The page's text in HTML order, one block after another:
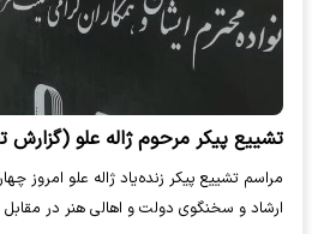
تشییع پیکر مرحوم ژاله علو (گزارش
ارشاد و سخنگوی دولت و اهالی هنر در مقابل